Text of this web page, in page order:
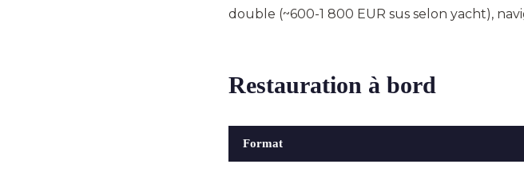
double (~600-1 800 EUR sus selon yacht),
Restauration à bord
Format